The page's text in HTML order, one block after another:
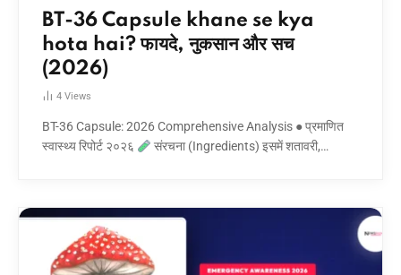
BT-36 Capsule khane se kya
hota hai? फायदे, नुकसान और सच
(2026)
4 Views
BT-36 Capsule: 2026 Comprehensive Analysis ● प्रमाणित
स्वास्थ्य रिपोर्ट २०२६
संरचना (Ingredients) इसमें शतावरी,…